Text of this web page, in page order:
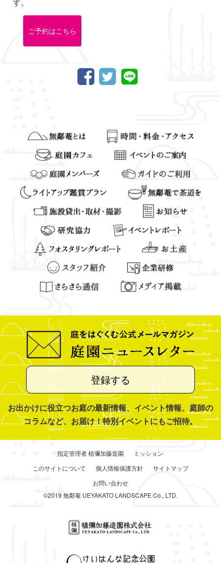
ご予約はこちら
登録する
お出かけに役立つお庭の最新情報、イベント情報、庭師の
コラムなど、お届け！特別イベントにもご招待。
指定管理者 植彌加藤造園
ミッション
このサイトについて
個人情報保護方針
サイトマップ
お問い合わせ
©2019 無鄰菴 UEYAKATO LANDSCAPE Co., LTD.